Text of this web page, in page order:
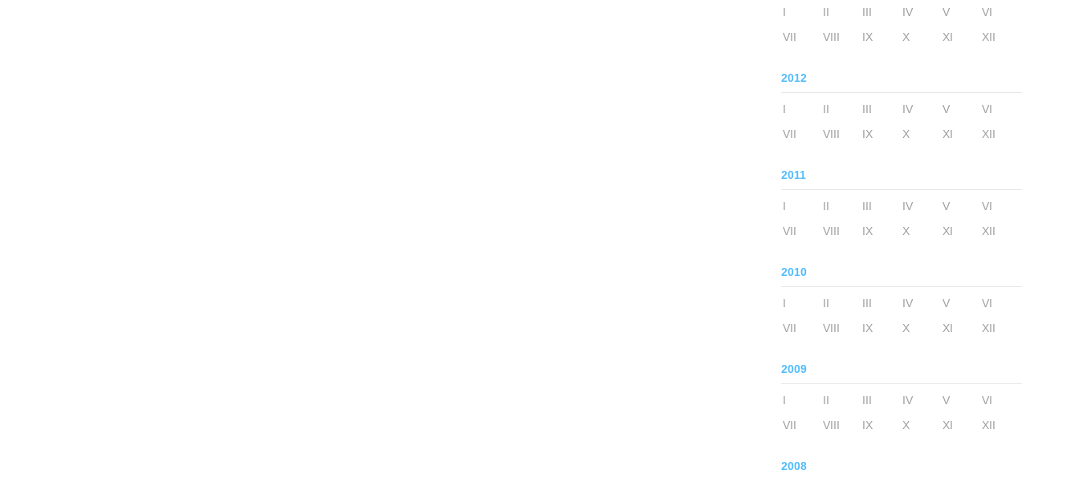
I II III IV V
VI
VII
VIII IX X XI XII
2012
I II III IV V
VI
VII
VIII IX X XI XII
2011
I II III IV V
VI
VII
VIII IX X XI XII
2010
I II III IV V
VI
VII
VIII IX X XI XII
2009
I II III IV V
VI
VII
VIII IX X XI XII
2008